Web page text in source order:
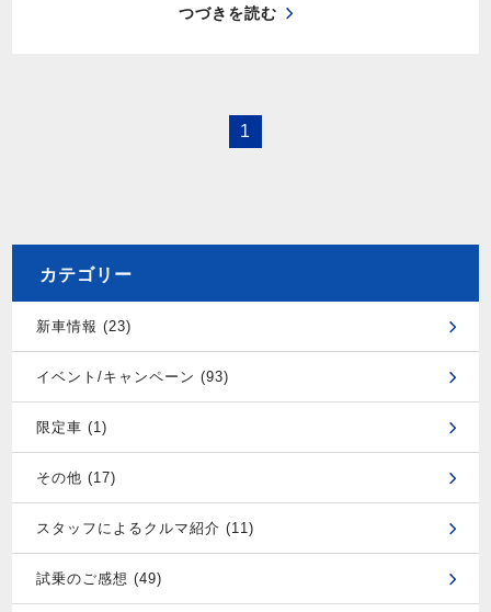
つづきを読む
1
カテゴリー
新車情報 (23)
イベント/キャンペーン (93)
限定車 (1)
その他 (17)
スタッフによるクルマ紹介 (11)
試乗のご感想 (49)